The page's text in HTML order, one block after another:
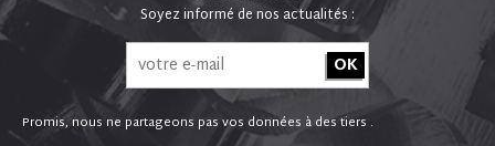
Soyez informé de nos actualités :
Promis, nous ne partageons pas vos données à des tiers .